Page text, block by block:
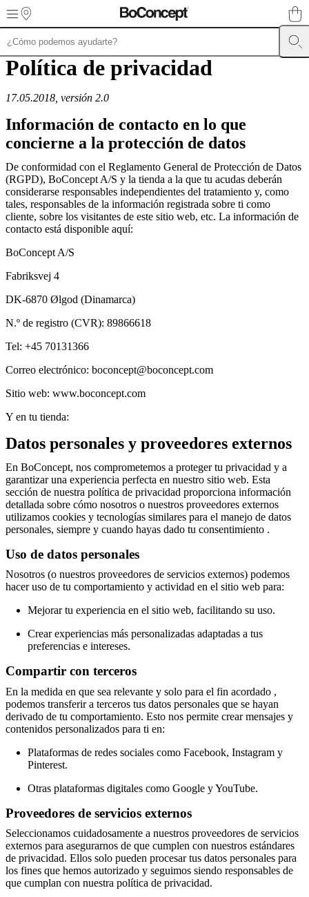
Skip to main content
MueblesSofás SillasMesas Almacenamiento Camas Lámparas
de
de
de
Butacas
ColeccionesBeds
collections
Colecciones
de
almacenamientoColecciones
de
accesoriosColección
de
tejidos
y
pielesOutlet
de
Espacios
al
libreEspacios
en
+
ChristensenInspiraciónAtención
clienteContacto
productoInstrucciones
montajeGarantíaLegalServicio
de
decoración
de
interiores
gratisSolicita
gratis Buscar
una
tiendaAcerca
BoConceptValoresResponsabilidad
corporativaLa
historiaSala
prensaArtesanía
calidadConoce
a
nuestros
diseñadoresPersonalizaciónCarreraStandards
certificationsDeclaración
accesibilidad Hazte
franquiciadoProfessionalsTrade
Program
Projects
Articles
and
news
Política de privacidad
17.05.2018, versión 2.0
Información de contacto en lo que
concierne a la protección de datos
De conformidad con el Reglamento General de Protección de Datos
(RGPD), BoConcept A/S y la tienda a la que tu acudas deberán
considerarse responsables independientes del tratamiento y, como
tales, responsables de la información registrada sobre ti como
cliente, sobre los visitantes de este sitio web, etc. La información de
contacto está disponible aquí:
BoConcept A/S
Fabriksvej 4
DK-6870 Ølgod (Dinamarca)
N.º de registro (CVR): 89866618
Tel: +45 70131366
Correo electrónico: boconcept@boconcept.com
Sitio web: www.boconcept.com
Y en tu tienda:
Datos personales y proveedores externos
En BoConcept, nos comprometemos a proteger tu privacidad y a
garantizar una experiencia perfecta en nuestro sitio web. Esta
sección de nuestra política de privacidad proporciona información
detallada sobre cómo nosotros o nuestros proveedores externos
utilizamos cookies y tecnologías similares para el manejo de datos
personales, siempre y cuando hayas dado tu consentimiento .
Uso de datos personales
Nosotros (o nuestros proveedores de servicios externos) podemos
hacer uso de tu comportamiento y actividad en el sitio web para:
Mejorar tu experiencia en el sitio web, facilitando su uso.
Crear experiencias más personalizadas adaptadas a tus
preferencias e intereses.
Compartir con terceros
En la medida en que sea relevante y solo para el fin acordado ,
podemos transferir a terceros tus datos personales que se hayan
derivado de tu comportamiento. Esto nos permite crear mensajes y
contenidos personalizados para ti en:
Plataformas de redes sociales como Facebook, Instagram y
Pinterest.
Otras plataformas digitales como Google y YouTube.
Proveedores de servicios externos
Seleccionamos cuidadosamente a nuestros proveedores de servicios
externos para asegurarnos de que cumplen con nuestros estándares
de privacidad. Ellos solo pueden procesar tus datos personales para
los fines que hemos autorizado y seguimos siendo responsables de
que cumplan con nuestra política de privacidad.